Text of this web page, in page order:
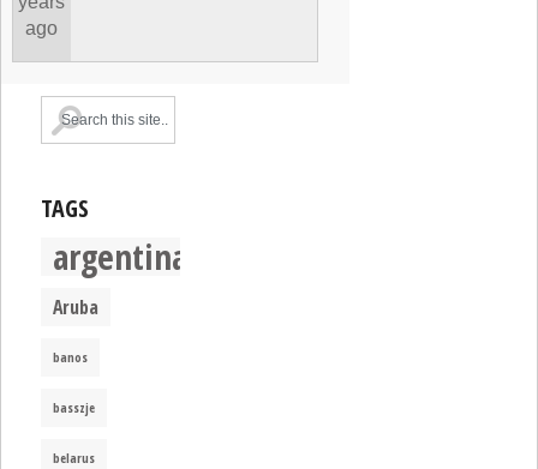
ago
TAGS
argentina
Aruba
banos
basszje
belarus